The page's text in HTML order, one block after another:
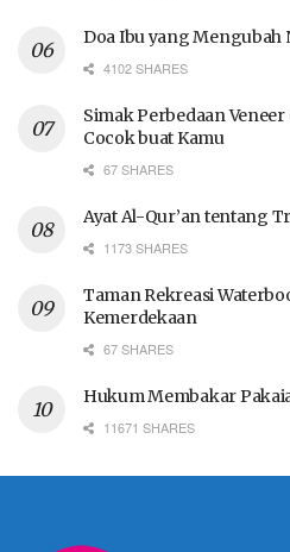
Doa Ibu yang Mengubah
4102 SHARES
Simak Perbedaan
Cocok buat Kamu
67 SHARES
Ayat Al-Qur’an tentang
1173 SHARES
Taman Rekreasi
Kemerdekaan
67 SHARES
Hukum Membakar
11671 SHARES